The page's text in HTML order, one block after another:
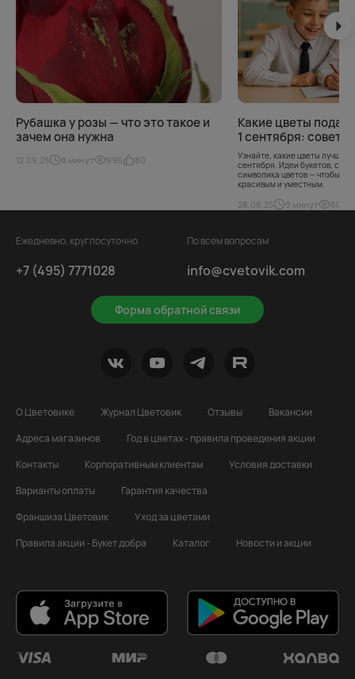
Рубашка у розы — что это такое и
зачем она нужна
12.09.25 8 минут 996 80
Какие цветы
1 сентября: советы
Узнайте, какие цветы лучше
сентября. Идеи букетов,
символика цветов — чтобы
красивым и уместным.
28.08.25 9 минут 801
Ежедневно, круглосуточно
+7 (495) 7771028
Форма обратной связи
По всем вопросам
info@cvetovik.com
О Цветовике Журнал Цветовик Отзывы
Вакансии
Адреса магазинов
Год в цветах - правила проведения акции
Контакты
Корпоративным клиентам
Условия доставки
Варианты оплаты
Гарантия качества
Франшиза Цветовик
Уход за цветами
Правила акции - Букет добра
Каталог Новости и акции